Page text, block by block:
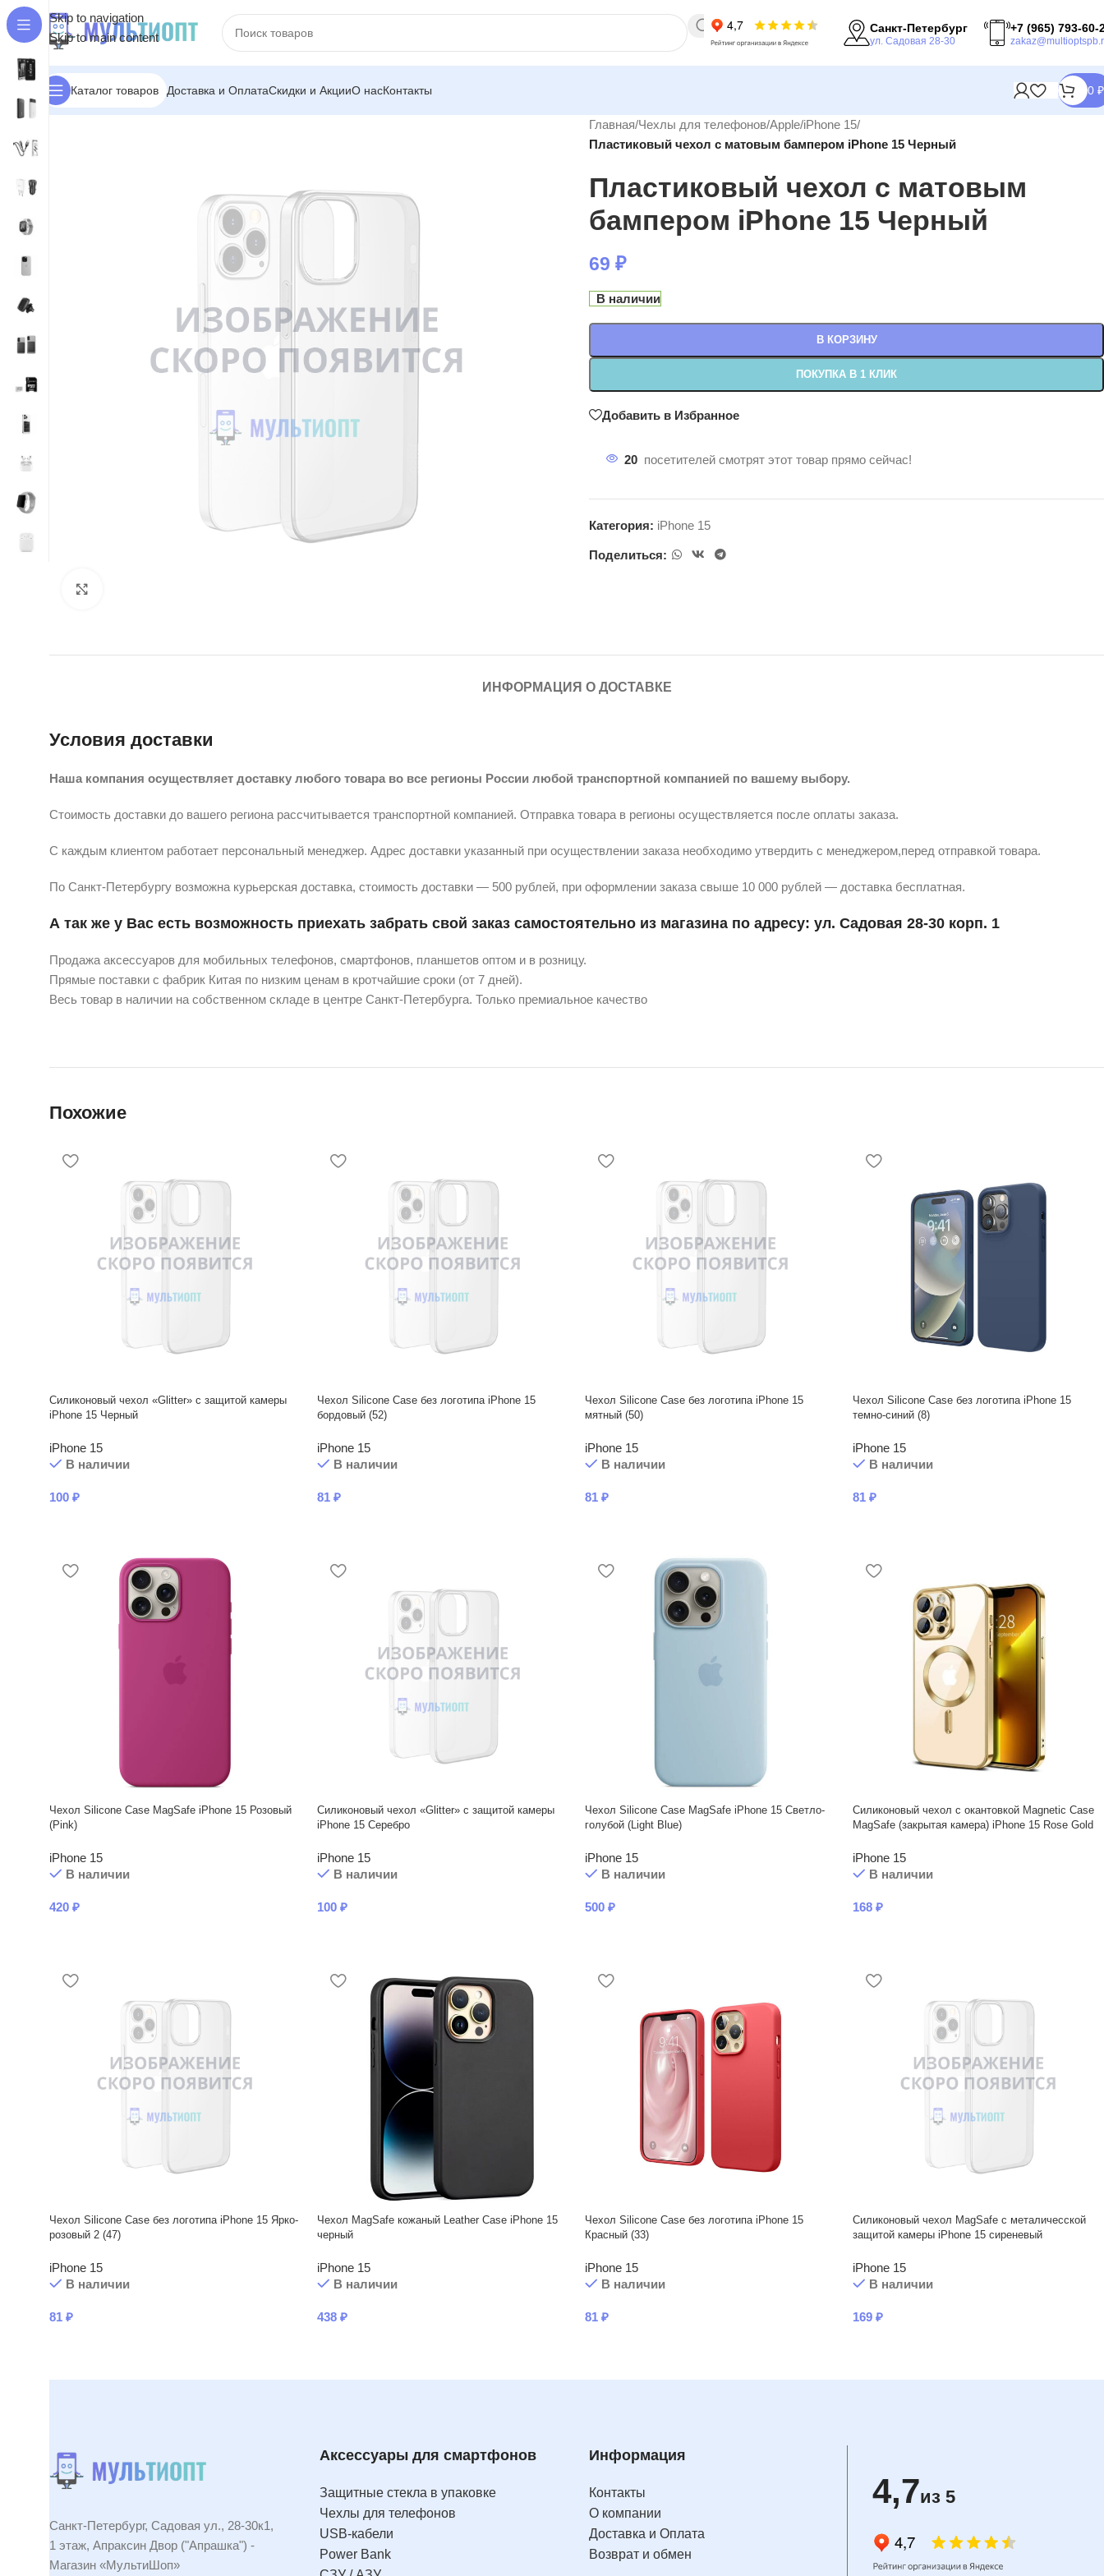
Skip to navigation
Skip to main content
Санкт-Петербург
ул. Садовая 28-30
+7 (965) 793-60-
Каталог товаров Доставка и ОплатаСкидки и АкцииО насКонтакты 0 ₽
Главная/Чехлы для телефонов/Apple/iPhone 15/
Пластиковый чехол с матовым бампером iPhone 15 Черный
Пластиковый чехол с матовым
бампером iPhone 15 Черный
69 ₽
В наличии
В КОРЗИНУ
ПОКУПКА В 1 КЛИК
Добавить в Избранное
20 посетителей смотрят этот товар прямо сейчас!
Категория: iPhone 15
Поделиться:
ИНФОРМАЦИЯ О ДОСТАВКЕ
Условия доставки
Наша компания осуществляет доставку любого товара во все регионы России любой транспортной компанией по вашему выбору.
Стоимость доставки до вашего региона рассчитывается транспортной компанией. Отправка товара в регионы осуществляется после оплаты заказа.
С каждым клиентом работает персональный менеджер. Адрес доставки указанный при осуществлении заказа необходимо утвердить с менеджером,перед отправкой товара.
По Санкт-Петербургу возможна курьерская доставка, стоимость доставки — 500 рублей, при оформлении заказа свыше 10 000 рублей — доставка бесплатная.
А так же у Вас есть возможность приехать забрать свой заказ самостоятельно из магазина по адресу: ул. Садовая 28-30 корп. 1
Продажа аксессуаров для мобильных телефонов, смартфонов, планшетов оптом и в розницу.
Прямые поставки с фабрик Китая по низким ценам в кротчайшие сроки (от 7 дней).
Весь товар в наличии на собственном складе в центре Санкт-Петербурга. Только премиальное качество
Похожие
Силиконовый чехол «Glitter» с защитой камеры
iPhone 15 Черный
iPhone 15
В наличии
100 ₽
Чехол Silicone Case без логотипа iPhone 15
бордовый (52)
iPhone 15
В наличии
81 ₽
Чехол Silicone Case без логотипа iPhone 15
мятный (50)
iPhone 15
В наличии
81 ₽
Чехол Silicone Case без логотипа iPhone 15
темно-синий (8)
iPhone 15
В наличии
81 ₽
Чехол Silicone Case MagSafe iPhone 15 Розовый
(Pink)
iPhone 15
В наличии
420 ₽
Силиконовый чехол «Glitter» с защитой камеры
iPhone 15 Серебро
iPhone 15
В наличии
100 ₽
Чехол Silicone Case MagSafe iPhone 15 Светло-
голубой (Light Blue)
iPhone 15
В наличии
500 ₽
Силиконовый чехол с окантовкой Magnetic Case
MagSafe (закрытая камера) iPhone 15 Rose Gold
iPhone 15
В наличии
168 ₽
Чехол Silicone Case без логотипа iPhone 15 Ярко-
розовый 2 (47)
iPhone 15
В наличии
81 ₽
Чехол MagSafe кожаный Leather Case iPhone 15
черный
iPhone 15
В наличии
438 ₽
Чехол Silicone Case без логотипа iPhone 15
Красный (33)
iPhone 15
В наличии
81 ₽
Силиконовый чехол MagSafe с металичесской
защитой камеры iPhone 15 сиреневый
iPhone 15
В наличии
169 ₽
Санкт-Петербург, Садовая ул., 28-30к1,
1 этаж, Апраксин Двор ("Апрашка") -
Магазин «МультиШоп»
Аксессуары для смартфонов
Защитные стекла в упаковке
Чехлы для телефонов
USB-кабели
Power Bank
Информация
Контакты
О компании
Доставка и Оплата
Возврат и обмен
4,7из 5